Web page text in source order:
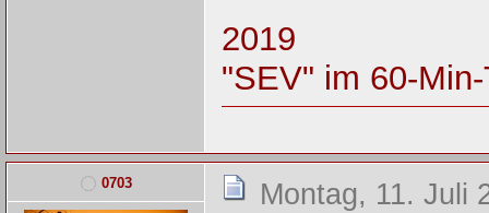
2019
"SEV" im 60-
0703 Montag, 11. Juli